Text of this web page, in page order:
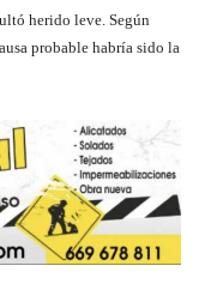
herido leve. Según
probable habría sido la